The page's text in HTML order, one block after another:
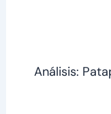
Análisis: